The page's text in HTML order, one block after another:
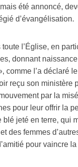
été annoncé,
d’évangélisation.
l’Église, en
donnant
comme l’a déclaré
reçu son ministère
par la
pour leur offrir la
jeté en terre, qui
des femmes
pour vaincre